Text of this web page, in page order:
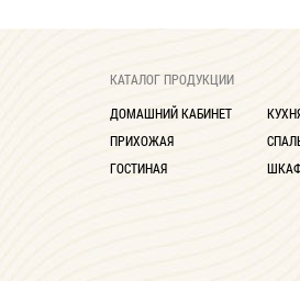
КАТАЛОГ ПРОДУКЦИИ
ДОМАШНИЙ КАБИНЕТ
ПРИХОЖАЯ
ГОСТИНАЯ